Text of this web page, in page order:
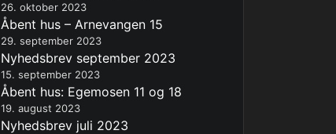
26. oktober 2023
Åbent hus – Arnevangen 15
29. september 2023
Nyhedsbrev september 2023
15. september 2023
Åbent hus: Egemosen 11 og 18
19. august 2023
Nyhedsbrev juli 2023